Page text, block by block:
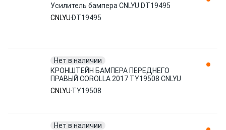
Усилитель бампера CNLYU DT19495
CNLYU DT19495
Нет в наличии
КРОНШТЕЙН БАМПЕРА ПЕРЕДНЕГО
ПРАВЫЙ COROLLA 2017 TY19508 CNLYU
CNLYU TY19508
Нет в наличии